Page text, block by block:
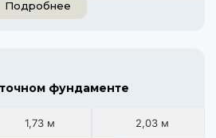
Подробнее
фундаменте
1,73 м
2,03 м